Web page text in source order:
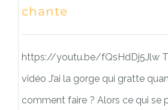
chante
https://youtu.be/fQsHdDj5Jlw
vidéo J’ai la gorge qui gratte
comment faire ? Alors ce qui se